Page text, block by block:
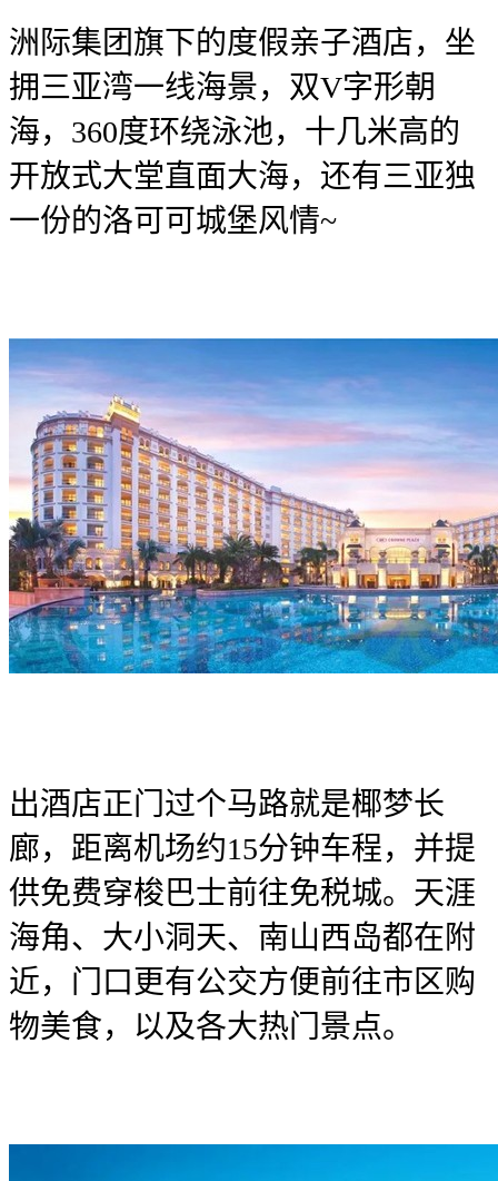
洲际集团旗下的度假亲子酒店，坐
拥三亚湾一线海景，双V字形朝
海，360度环绕泳池，十几米高的
开放式大堂直面大海，还有三亚独
一份的洛可可城堡风情~
出酒店正门过个马路就是椰梦长
廊，距离机场约15分钟车程，并提
供免费穿梭巴士前往免税城。天涯
海角、大小洞天、南山西岛都在附
近，门口更有公交方便前往市区购
物美食，以及各大热门景点。